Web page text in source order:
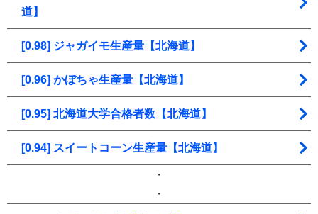
道】
[0.98] ジャガイモ生産量【北海道】
[0.96] かぼちゃ生産量【北海道】
[0.95] 北海道大学合格者数【北海道】
[0.94] スイートコーン生産量【北海道】
・
・